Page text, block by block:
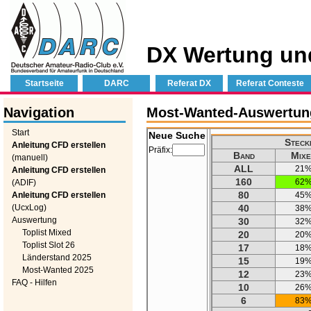
DX Wertung
Startseite DARC Referat DX Referat Conteste
Navigation
Start
Anleitung CFD erstellen
(manuell)
Anleitung CFD erstellen
(ADIF)
Anleitung CFD erstellen
(UcxLog)
Auswertung
Toplist Mixed
Toplist Slot 26
Länderstand 2025
Most-Wanted 2025
FAQ - Hilfen
Most-Wanted-
Neue Suche
Präfix:
Band
ALL
160
80
40
30
20
17
15
12
10
6